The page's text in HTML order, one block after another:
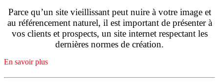
Parce qu’un site vieillissant peut nuire à votre image et
au référencement naturel, il est important de présenter à
vos clients et prospects, un site internet respectant les
dernières normes de création.
En savoir plus